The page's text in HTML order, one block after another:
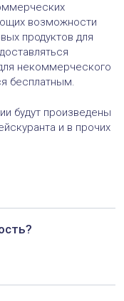
возможности
продуктов для
некоммерческого
бесплатным.
будут произведены
и в прочих